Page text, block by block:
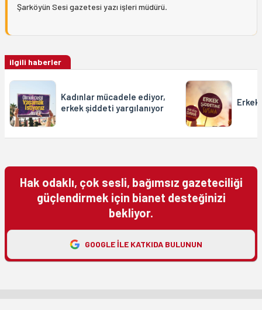
Şarköyün Sesi gazetesi yazı işleri müdürü.
ilgili haberler
Kadınlar mücadele ediyor,
erkek şiddeti yargılanıyor
Hak odaklı, çok sesli, bağımsız gazeteciliği
güçlendirmek için bianet desteğinizi
bekliyor.
GOOGLE ILE KATKIDA BULUNUN